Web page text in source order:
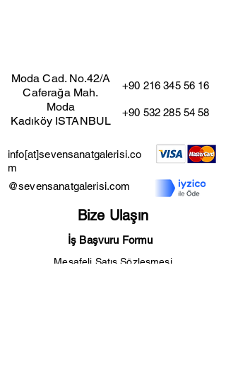
Moda Cad. No.42/A
Caferağa Mah.
Moda
Kadıköy ISTANBUL
+90 216 345 56 16
+90 532 285 54 58
info[at]sevensanatgalerisi.co
m
@sevensanatgalerisi.com
Bize Ulaşın
İş Başvuru Formu
Mesafeli Satış Sözleşmesi